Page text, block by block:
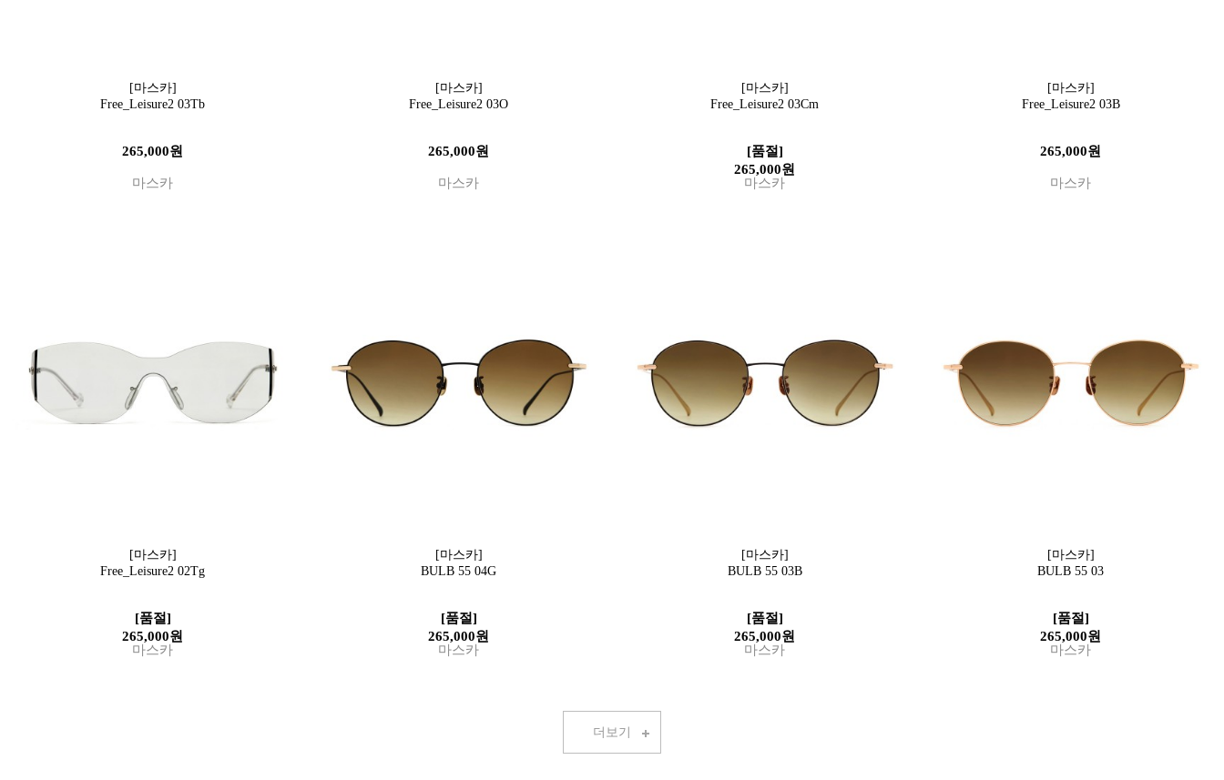
[마스카]
Free_Leisure2 03Tb
265,000원
마스카
[마스카]
Free_Leisure2 03O
265,000원
마스카
[마스카]
Free_Leisure2 03Cm
[품절]
265,000원
마스카
[마스카]
Free_Leisure2 03B
265,000원
마스카
[마스카]
Free_Leisure2 02Tg
[품절]
265,000원
마스카
[마스카]
BULB 55 04G
[품절]
265,000원
마스카
[마스카]
BULB 55 03B
[품절]
265,000원
마스카
[마스카]
BULB 55 03
[품절]
265,000원
마스카
더보기